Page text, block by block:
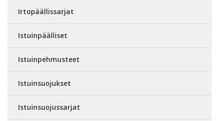
Irtopäällissarjat
Istuinpäälliset
Istuinpehmusteet
Istuinsuojukset
Istuinsuojussarjat